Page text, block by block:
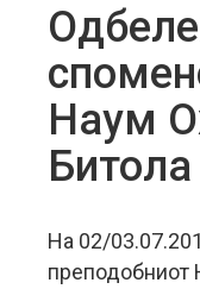
Наум
Битола
На 02/
преподобниот